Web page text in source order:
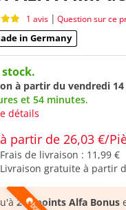
1 avis | Question sur ce
in Germany
stock.
à partir du vendredi
et 54 minutes.
détails
à partir de 26,03 €/
Frais de livraison : 11,99 €
Livraison gratuite à partir
260 points Alfa Bonus